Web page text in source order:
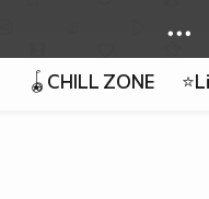
🪀CHILL ZONE